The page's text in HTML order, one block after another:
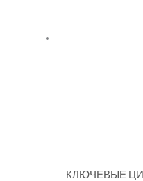
КЛЮЧЕВЫЕ